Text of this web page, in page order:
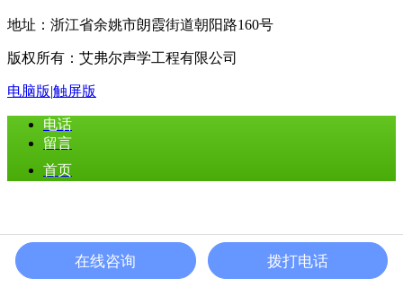
地址：浙江省余姚市朗霞街道朝阳路160号
版权所有：艾弗尔声学工程有限公司
电脑版|触屏版
电话
留言
首页
在线咨询 拨打电话